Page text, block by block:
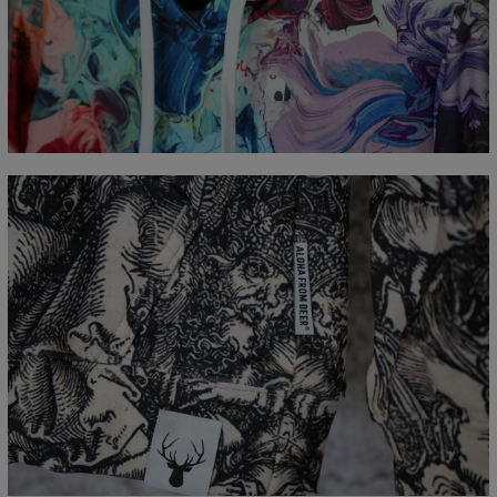
Mierzone na płasko
CM
XS S M L XXL XXXL
A - Długość całkowita
65 67 69 71 73 75
77
B - Sz. klatki piersiowej
48 51 54 57 60 63
66
C - Długość rękawów
61 62 63 64 65 66 67